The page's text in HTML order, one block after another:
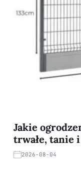
Jakie
trwałe, tanie
2026-08-04